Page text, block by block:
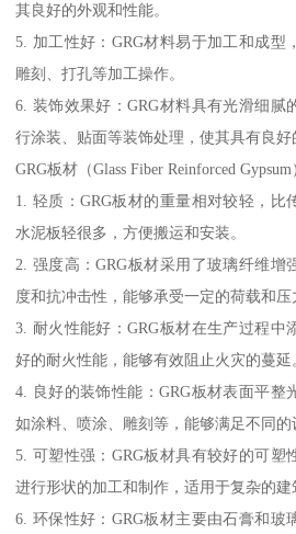
其良好的外观和性能。
5. 加工性好：GRG材料易于加工和成型
雕刻、打孔等加工操作。
6. 装饰效果好：GRG材料具有光滑细腻
行涂装、贴面等装饰处理，使其具有良好
GRG板材（Glass Fiber Reinforced
1. 轻质：GRG板材的重量相对较轻，比
水泥板轻很多，方便搬运和安装。
2. 强度高：GRG板材采用了玻璃纤维增
度和抗冲击性，能够承受一定的荷载和压
3. 耐火性能好：GRG板材在生产过程中
好的耐火性能，能够有效阻止火灾的蔓延
4. 良好的装饰性能：GRG板材表面平整
如涂料、喷涂、雕刻等，能够满足不同的
5. 可塑性强：GRG板材具有较好的可塑
进行形状的加工和制作，适用于复杂的建
6. 环保性好：GRG板材主要由石膏和玻